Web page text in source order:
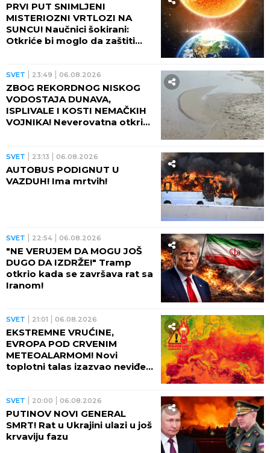
PRVI PUT SNIMLJENI
MISTERIOZNI VRTLOZI NA
SUNCU! Naučnici šokirani:
Otkriće bi moglo da zaštiti
SVET 23:49 06.08.2026
ZBOG REKORDNOG NISKOG
VODOSTAJA DUNAVA,
ISPLIVALE I KOSTI NEMAČKIH
VOJNIKA! Neverovatna otkrića
SVET 23:13 06.08.2026
AUTOBUS PODIGNUT U
VAZDUH! Ima mrtvih!
SVET 22:54 06.08.2026
"NE VERUJEM DA MOGU JOŠ
DUGO DA IZDRŽE!" Tramp
otkrio kada se završava rat sa
Iranom!
SVET 21:01 06.08.2026
EKSTREMNE VRUĆINE,
EVROPA POD CRVENIM
METEOALARMOM! Novi
toplotni talas izazvao neviđeni
SVET 20:00 06.08.2026
PUTINOV NOVI GENERAL
SMRT! Rat u Ukrajini ulazi u još
krvaviju fazu